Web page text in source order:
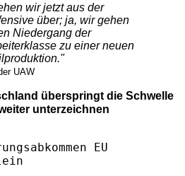
wir jetzt aus der
über; ja, wir gehen
Niedergang der
zu einer neuen
UAW
überspringt die Schwelle
unterzeichnen